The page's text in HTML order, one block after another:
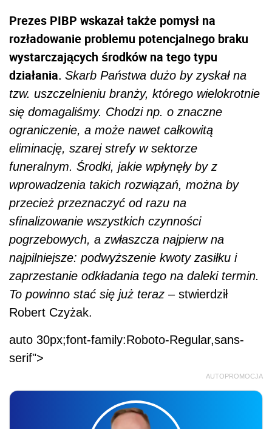
Prezes PIBP wskazał także pomysł na
rozładowanie problemu potencjalnego braku
wystarczających środków na tego typu
działania. Skarb Państwa dużo by zyskał na
tzw. uszczelnieniu branży, którego wielokrotnie
się domagaliśmy. Chodzi np. o znaczne
ograniczenie, a może nawet całkowitą
eliminację, szarej strefy w sektorze
funeralnym. Środki, jakie wpłynęły by z
wprowadzenia takich rozwiązań, można by
przecież przeznaczyć od razu na
sfinalizowanie wszystkich czynności
pogrzebowych, a zwłaszcza najpierw na
najpilniejsze: podwyższenie kwoty zasiłku i
zaprzestanie odkładania tego na daleki termin.
To powinno stać się już teraz – stwierdził
Robert Czyżak.
auto 30px;font-family:Roboto-Regular,sans-
serif">
AUTOPROMOCJA